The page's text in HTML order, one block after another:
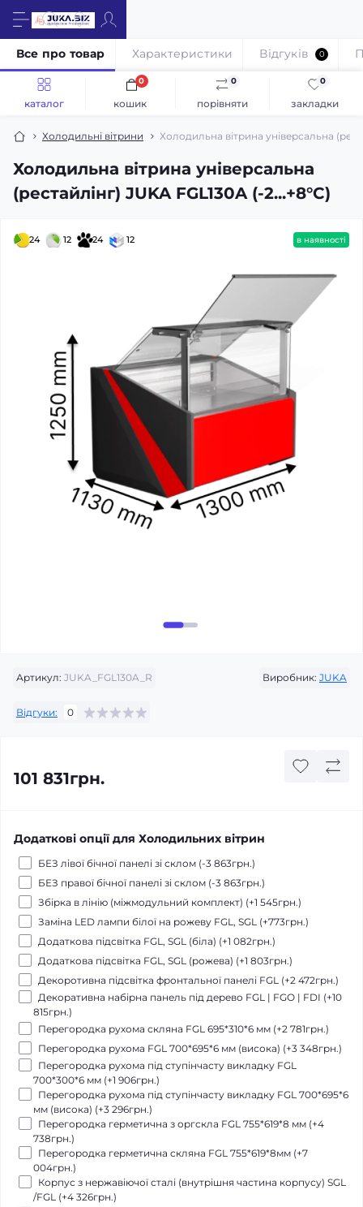
каталог порівняти
0
закладки
0
кошик
0
Холодильні вітрини Холодильна вітрина універсальна
Холодильна вітрина універсальна
(рестайлінг) JUKA FGL130A (-2...+8°C)
Все про товар Характеристики Відгуків 0
24 12 24 12 в наявності
Артикул: JUKA_FGL130A_R Виробник: JUKA
Відгуки: 0
101 831грн.
Додаткові опції для Холодильних вітрин
БЕЗ лівої бічної панелі зі склом (-3 863грн.)
БЕЗ правої бічної панелі зі склом (-3 863грн.)
Збірка в лінію (міжмодульний комплект) (+1 545грн.)
Заміна LED лампи білої на рожеву FGL, SGL (+773грн.)
Додаткова підсвітка FGL, SGL (біла) (+1 082грн.)
Додаткова підсвітка FGL, SGL (рожева) (+1 803грн.)
Декоротивна підсвітка фронтальної панелі FGL (+2 472грн.)
Декоративна набірна панель під дерево FGL | FGO | FDI (+10
815грн.)
Перегородка рухома скляна FGL 695*310*6 мм (+2 781грн.)
Перегородка рухома FGL 700*695*6 мм (висока) (+3 348грн.)
Перегородка рухома під ступінчасту викладку FGL
700*300*6 мм (+1 906грн.)
Перегородка рухома під ступінчасту викладку FGL 700*695*6
мм (висока) (+3 296грн.)
Перегородка герметична з оргскла FGL 755*619*8 мм (+4
738грн.)
Перегородка герметична скляна FGL 755*619*8мм (+7
004грн.)
Корпус з нержавіючої сталі (внутрішня частина корпусу) SGL
/FGL (+4 326грн.)